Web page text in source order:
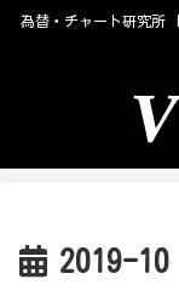
為替・チャート研究所
2019-10